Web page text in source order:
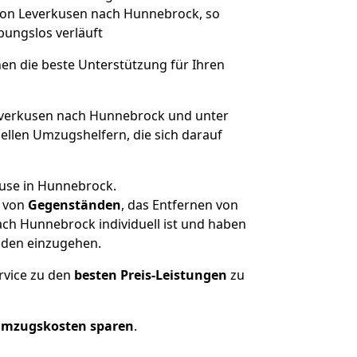
Leverkusen nach Hunnebrock, so
verläuft
die beste Unterstützung für Ihren
nach Hunnebrock und unter
Umzugshelfern, die sich darauf
in Hunnebrock.
Gegenständen, das Entfernen von
Hunnebrock individuell ist und haben
einzugehen.
zu den besten Preis-Leistungen zu
sparen.